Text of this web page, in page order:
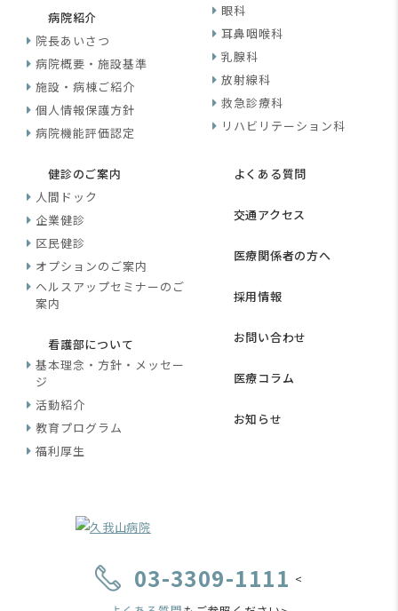
病院紹介
院長あいさつ
病院概要・施設基準
施設・病棟ご紹介
個人情報保護方針
病院機能評価認定
眼科
耳鼻咽喉科
乳腺科
放射線科
救急診療科
リハビリテーション科
健診のご案内
人間ドック
企業健診
区民健診
オプションのご案内
ヘルスアップセミナーのご
案内
看護部について
基本理念・方針・メッセー
ジ
活動紹介
教育プログラム
福利厚生
よくある質問
交通アクセス
医療関係者の方へ
採用情報
お問い合わせ
医療コラム
お知らせ
03-3309-1111 <